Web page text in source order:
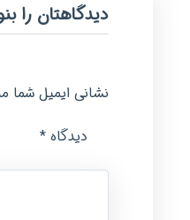
دیدگاهتان را
نشانی ایمیل شما
دیدگاه *